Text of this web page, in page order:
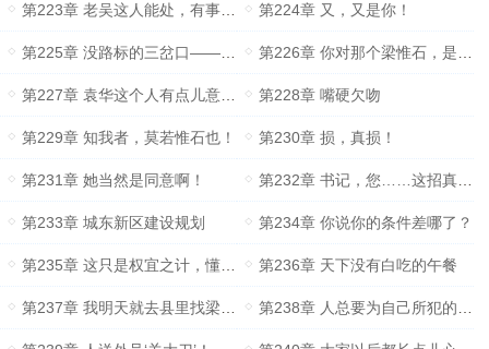
第223章 老吴这人能处，有事儿是真上啊！ 第224章 又，又是你！
第225章 没路标的三岔口——左右为难！ 第226章 你对那个梁惟石，是不是有什么想法？
第227章 袁华这个人有点儿意思！ 第228章 嘴硬欠吻
第229章 知我者，莫若惟石也！ 第230章 损，真损！
第231章 她当然是同意啊！ 第232章 书记，您……这招真高啊！
第233章 城东新区建设规划 第234章 你说你的条件差哪了？
第235章 这只是权宜之计，懂吗！ 第236章 天下没有白吃的午餐
第237章 我明天就去县里找梁县长告状去！ 第238章 人总要为自己所犯的错误，付出代价